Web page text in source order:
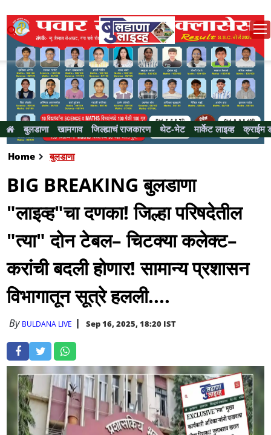
बुलडाणा खामगाव जिल्ह्याचं राजकारण थेट-भेट मार्केट लाइव्ह क्राईम
Home बुलडाणा
BIG BREAKING बुलडाणा
"लाइव्ह"चा दणका! जिल्हा परिषदेतील
"त्या" दोन टेबल– चिटक्या कलेक्ट–
करांची बदली होणार! सामान्य प्रशासन
विभागातून सूत्रे हलली....
By BULDANA LIVE Sep 16, 2025, 18:20 IST